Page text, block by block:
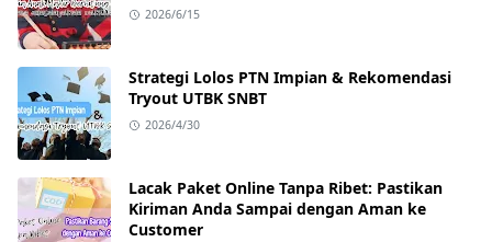
2026/6/15
Strategi Lolos PTN Impian & Rekomendasi
Tryout UTBK SNBT
2026/4/30
Lacak Paket Online Tanpa Ribet: Pastikan
Kiriman Anda Sampai dengan Aman ke
Customer